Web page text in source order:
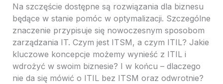
Na szczęście dostępne są rozwiązania dla biznesu
będące w stanie pomóc w optymalizacji. Szczególne
znaczenie przypisuje się nowoczesnym sposobom
zarządzania IT. Czym jest ITSM, a czym ITIL? Jakie
kluczowe koncepcje możemy wynieść z ITIL i
wdrożyć w swoim biznesie? I w końcu – dlaczego
nie da się mówić o ITIL bez ITSM oraz odwrotnie?